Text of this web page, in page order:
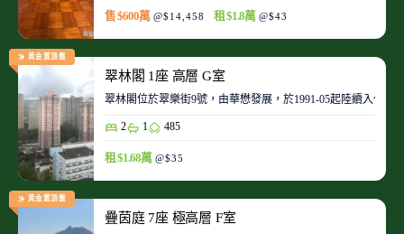
售 $600萬 @$14,458 租 $1.8萬 @$43
黃金置頂盤
翠林閣 1座 高層 G室
翠林閣位於翠樂街9號，由華懋發展，於1991-05起陸續入伙
2 1 485
租 $1.68萬 @$35
黃金置頂盤
疊茵庭 7座 極高層 F室